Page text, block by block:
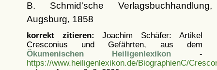
B. Schmid'sche Verlagsbuchhandlung,
Augsburg, 1858
korrekt zitieren: Joachim Schäfer: Artikel
Cresconius und Gefährten, aus dem
Ökumenischen Heiligenlexikon -
https://www.heiligenlexikon.de/BiographienC/